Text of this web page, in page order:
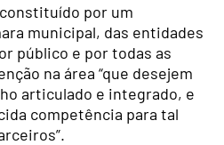
por um
municipal, das entidades
público e por todas as
na área “que desejem
articulado e integrado, e
competência para tal